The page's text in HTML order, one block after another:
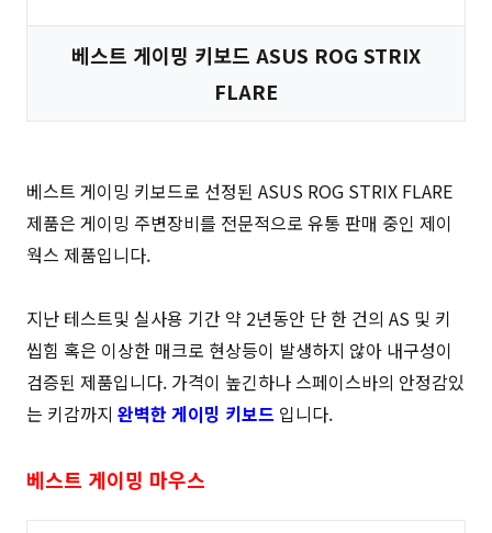
베스트 게이밍 키보드 ASUS ROG STRIX
FLARE
베스트 게이밍 키보드로 선정된 ASUS ROG STRIX FLARE
제품은 게이밍 주변장비를 전문적으로 유통 판매 중인 제이
웍스 제품입니다.
지난 테스트및 실사용 기간 약 2년동안 단 한 건의 AS 및 키
씹힘 혹은 이상한 매크로 현상등이 발생하지 않아 내구성이
검증된 제품입니다. 가격이 높긴하나 스페이스바의 안정감있
는 키감까지 완벽한 게이밍 키보드 입니다.
베스트 게이밍 마우스